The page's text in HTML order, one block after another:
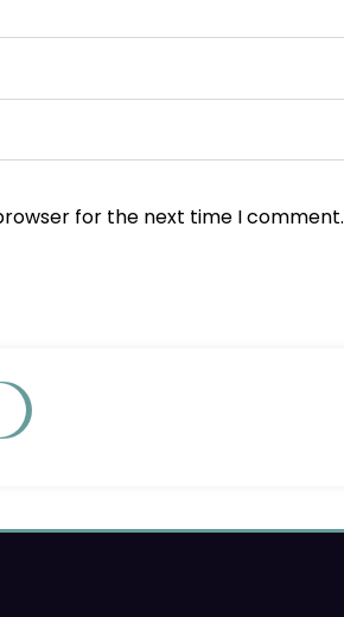
for the next time I comment.